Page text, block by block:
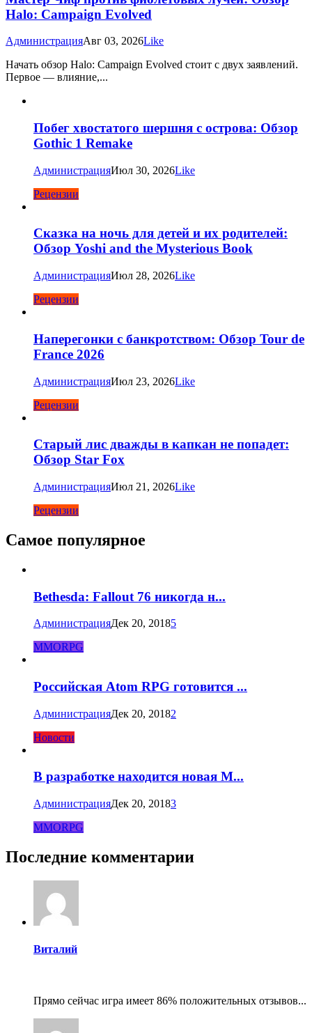
Halo: Campaign Evolved
АдминистрацияАвг 03, 2026Like
Начать обзор Halo: Campaign Evolved стоит с двух заявлений.
Первое — влияние,...
Побег хвостатого шершня с острова: Обзор
Gothic 1 Remake
АдминистрацияИюл 30, 2026Like
Рецензии
Сказка на ночь для детей и их родителей:
Обзор Yoshi and the Mysterious Book
АдминистрацияИюл 28, 2026Like
Рецензии
Наперегонки с банкротством: Обзор Tour de
France 2026
АдминистрацияИюл 23, 2026Like
Рецензии
Старый лис дважды в капкан не попадет:
Обзор Star Fox
АдминистрацияИюл 21, 2026Like
Рецензии
Самое популярное
Bethesda: Fallout 76 никогда н...
АдминистрацияДек 20, 20185
MMORPG
Российская Atom RPG готовится ...
АдминистрацияДек 20, 20182
Новости
В разработке находится новая M...
АдминистрацияДек 20, 20183
MMORPG
Последние комментарии
Виталий
Прямо сейчас игра имеет 86% положительных отзывов...